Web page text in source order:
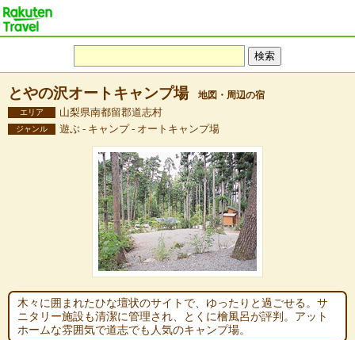
とやの沢オートキャンプ場 地図・周辺の宿
エリア 山梨県南都留郡道志村
ジャンル 遊ぶ - キャンプ - オートキャンプ場
木々に囲まれたひな壇状のサイトで、ゆったりと過ごせる。サ
ニタリー施設も清潔に管理され、とくに檜風呂が評判。アット
ホームな雰囲気で道志でも人気のキャンプ場。